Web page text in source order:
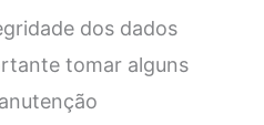
dos dados
tomar alguns